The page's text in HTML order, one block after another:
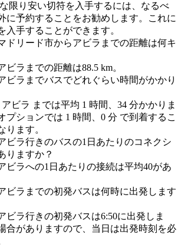
限り安い切符を入手するには、なるべ
に予約することをお勧めします。これに
入手することができます。
ドリード市からアビラまでの距離は何キ
ビラまでの距離は88.5 km。
ビラまでバスでどれぐらい時間がかかり
ビラ までは平均 1 時間、34 分かかりま
プションでは 1 時間、0 分 で到着するこ
ります。
ビラ行きのバスの1日あたりのコネクシ
りますか？
ビラへの1日あたりの接続は平均40があ
ビラまでの初発バスは何時に出発します
ビラ行きの初発バスは6:50に出発しま
合がありますので、当日は出発時刻を必